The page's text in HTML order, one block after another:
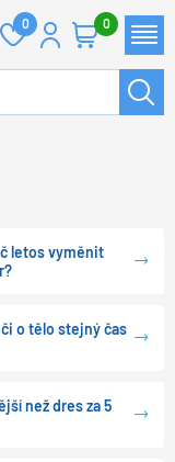
0 0
letos vyměnit
o tělo stejný čas
než dres za 5